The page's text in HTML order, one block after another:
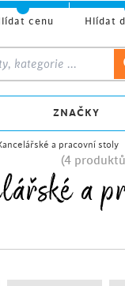
a pracovní stoly
(4
a
ZNAČKY
cenu Hlídat